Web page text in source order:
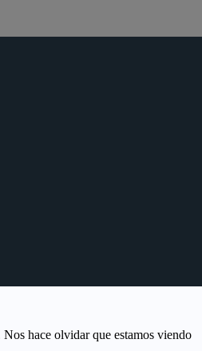
hace olvidar que estamos viendo